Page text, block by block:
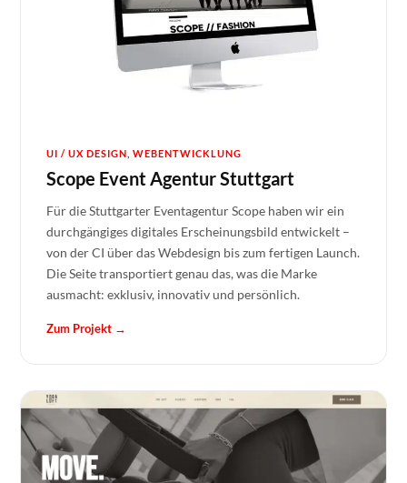
UI / UX DESIGN, WEBENTWICKLUNG
Scope Event Agentur Stuttgart
Für die Stuttgarter Eventagentur Scope haben wir ein
durchgängiges digitales Erscheinungsbild entwickelt –
von der CI über das Webdesign bis zum fertigen Launch.
Die Seite transportiert genau das, was die Marke
ausmacht: exklusiv, innovativ und persönlich.
Zum Projekt →